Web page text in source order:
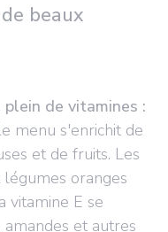
beaux
de vitamines :
menu s'enrichit de
et de fruits. Les
oranges
vitamine E se
et autres